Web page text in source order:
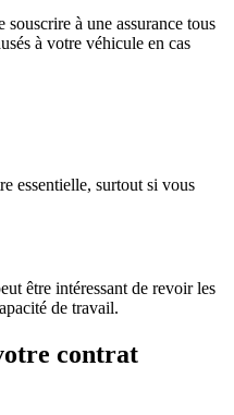
à une assurance tous
à votre véhicule en cas
essentielle, surtout si vous
être intéressant de revoir les
de travail.
contrat